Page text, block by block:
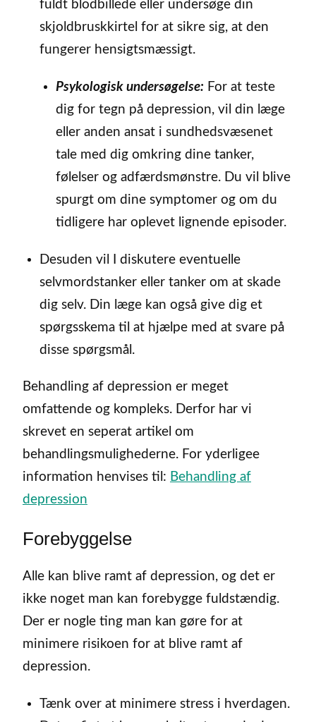
fuldt blodbillede eller undersøge din
skjoldbruskkirtel for at sikre sig, at den
fungerer hensigtsmæssigt.
Psykologisk undersøgelse: For at teste
dig for tegn på depression, vil din læge
eller anden ansat i sundhedsvæsenet
tale med dig omkring dine tanker,
følelser og adfærdsmønstre. Du vil blive
spurgt om dine symptomer og om du
tidligere har oplevet lignende episoder.
Desuden vil I diskutere eventuelle
selvmordstanker eller tanker om at skade
dig selv. Din læge kan også give dig et
spørgsskema til at hjælpe med at svare på
disse spørgsmål.
Behandling af depression er meget
omfattende og kompleks. Derfor har vi
skrevet en seperat artikel om
behandlingsmulighederne. For yderligee
information henvises til: Behandling af
depression
Forebyggelse
Alle kan blive ramt af depression, og det er
ikke noget man kan forebygge fuldstændig.
Der er nogle ting man kan gøre for at
minimere risikoen for at blive ramt af
depression.
Tænk over at minimere stress i hverdagen.